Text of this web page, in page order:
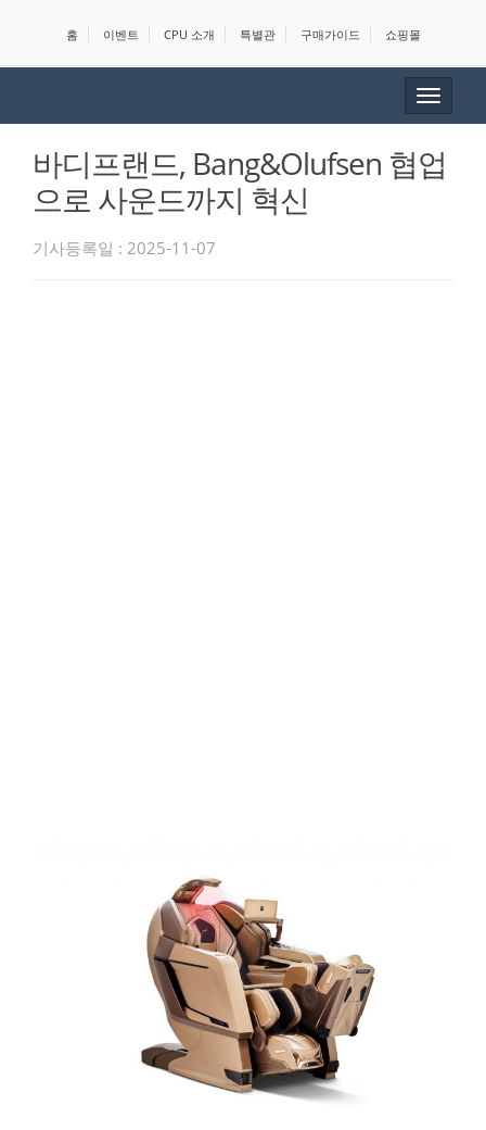
홈 이벤트 CPU 소개 특별관 구매가이드 쇼핑몰
Toggle
바디프랜드, Bang&Olufsen 협업
으로 사운드까지 혁신
기사등록일 : 2025-11-07